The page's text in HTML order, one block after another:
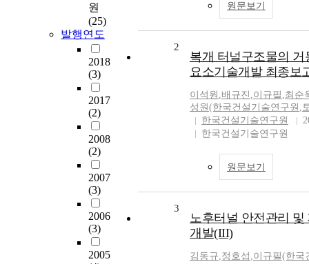
원
(25)
발행연도
2018
(3)
2017
(2)
2008
(2)
2007
(3)
2006
(3)
2005
원문보기
2
복개 터널구조물의 거
요소기술개발 최종보
이석원 ,배규진 ,이규필 ,최순
성원(한국건설기술연구원 ,
한국건설기술연구원
한국건설기술연구원
원문보기
3
노후터널 안전관리 및
개발(III)
김동규,정호섭 ,이규필(한국